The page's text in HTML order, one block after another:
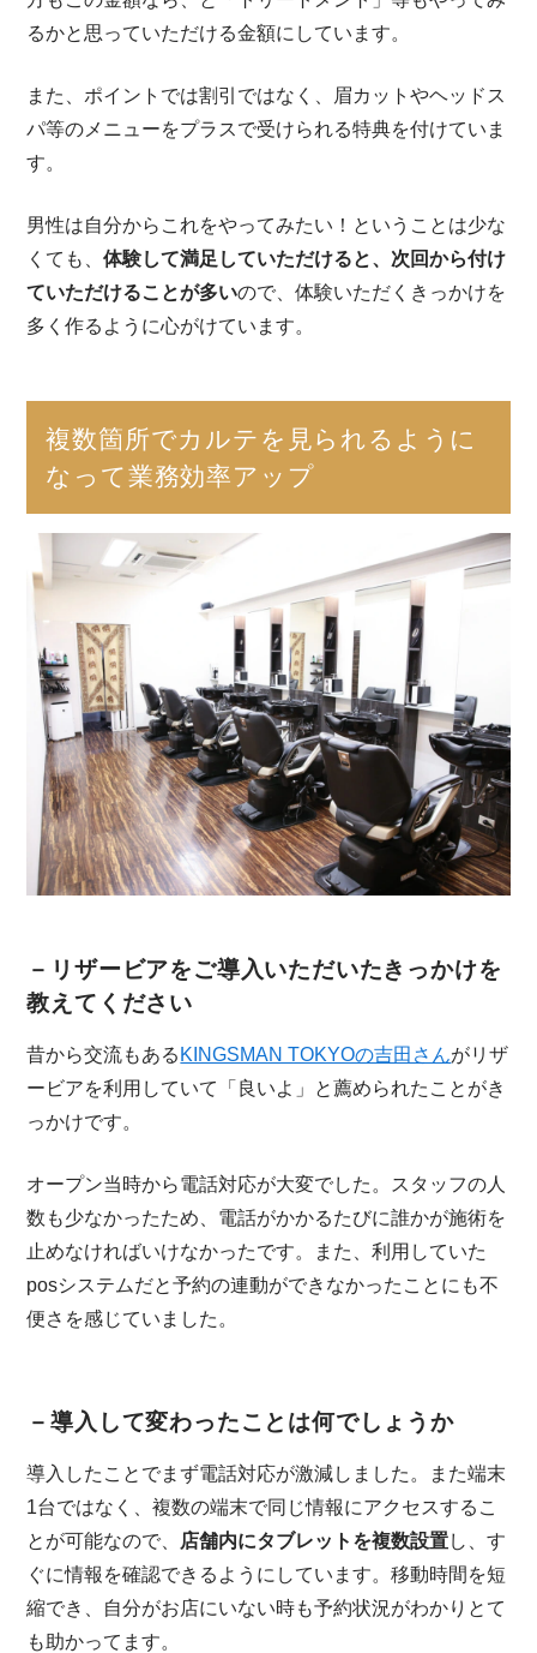
るかと思っていただける金額にしています。
また、ポイントでは割引ではなく、眉カットやヘッドス
パ等のメニューをプラスで受けられる特典を付けていま
す。
男性は自分からこれをやってみたい！ということは少な
くても、体験して満足していただけると、次回から付け
ていただけることが多いので、体験いただくきっかけを
多く作るように心がけています。
複数箇所でカルテを見られるように
なって業務効率アップ
－リザービアをご導入いただいたきっかけを
教えてください
昔から交流もある KINGSMAN TOKYOの吉田さんがリザ
ービアを利用していて「良いよ」と薦められたことがき
っかけです。
オープン当時から電話対応が大変でした。スタッフの人
数も少なかったため、電話がかかるたびに誰かが施術を
止めなければいけなかったです。また、利用していた
posシステムだと予約の連動ができなかったことにも不
便さを感じていました。
－導入して変わったことは何でしょうか
導入したことでまず電話対応が激減しました。また端末
1台ではなく、複数の端末で同じ情報にアクセスするこ
とが可能なので、 店舗内にタブレットを複数設置し、す
ぐに情報を確認できるようにしています。移動時間を短
縮でき、自分がお店にいない時も予約状況がわかりとて
も助かってます。